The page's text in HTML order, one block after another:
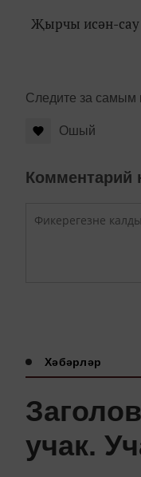
Җырчы исән-сау
Следите за
Ошый
Комментарий
Хәбәрләр
учак.